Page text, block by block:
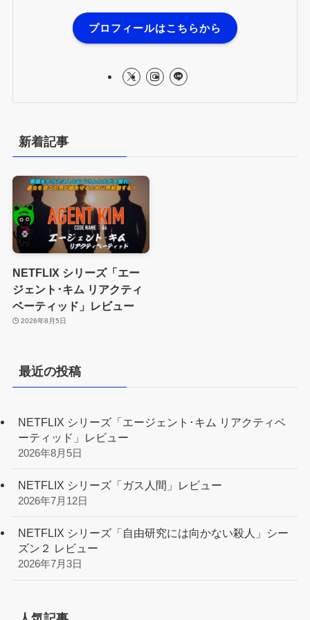
プロフィールはこちらから
新着記事
NETFLIX シリーズ「エー
ジェント･キム リアクティ
ベーティッド」レビュー
2026年8月5日
最近の投稿
NETFLIX シリーズ「エージェント･キム リアクティベ
ーティッド」レビュー
2026年8月5日
NETFLIX シリーズ「ガス人間」レビュー
2026年7月12日
NETFLIX シリーズ「自由研究には向かない殺人」シー
ズン２ レビュー
2026年7月3日